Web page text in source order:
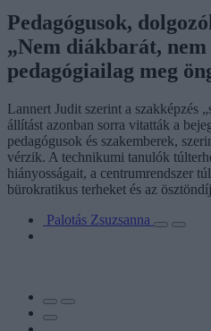
Pedagógusok,
„Nem diákbarát,
pedagógiailag meg
Lannert Judit szerint a szakképzés
állítást azonban sorra vitatták a
pedagógusok és szakemberek,
vérzik. A technikumi tanulók
hiányosságait, a centrumrendszer
bürokratikus terheket és az
Palotás Zsuzsanna